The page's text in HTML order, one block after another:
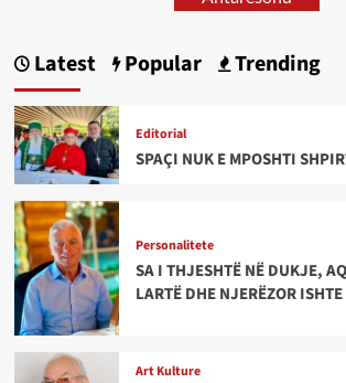
Latest Popular Trending
Editorial
SPAÇI NUK E MPOSHTI
Personalitete
SA I THJESHTË NË DUKJE,
LARTË DHE NJERËZOR ISHTE
Art Kulture